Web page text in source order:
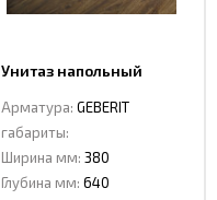
Унитаз напольный
Арматура: GEBERIT
габариты:
Ширина мм: 380
Глубина мм: 640